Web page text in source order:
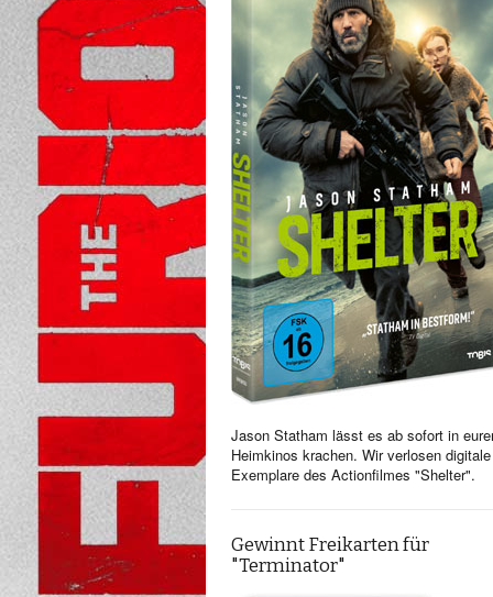
Jason Statham lässt es ab sofort in
Heimkinos krachen. Wir verlosen digitale
Exemplare des Actionfilmes "Shelter".
Gewinnt Freikarten für
"Terminator"